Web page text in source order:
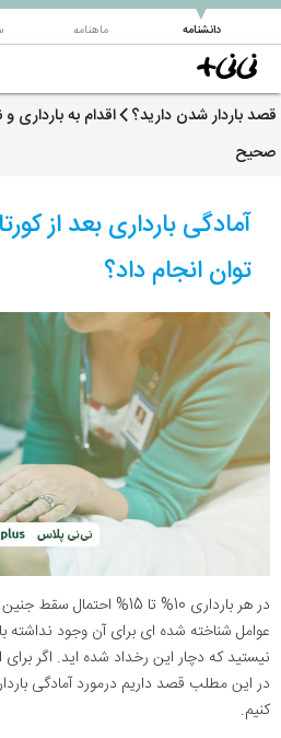
دانشنامه
▼ ماهنامه
قصد باردار شدن دارید؟
اقدام به بارداری
صحیح
آمادگی بارداری بعد از
توان انجام داد؟
در هر بارداری 10% تا 15%
عوامل شناخته شده ای برای آن وجود نداشته
نیستید که دچار این رخداد شده اید. اگر
در این مطلب قصد داریم درمورد آمادگی
کنیم.